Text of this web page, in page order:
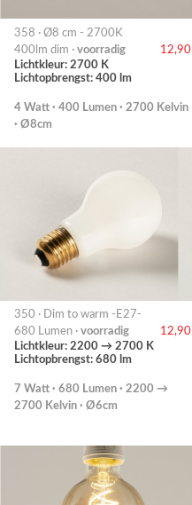
358 · Ø8 cm - 2700K
400lm dim · voorradig
12,90
Lichtkleur: 2700 K
Lichtopbrengst: 400 lm
4 Watt · 400 Lumen · 2700 Kelvin
· Ø8cm
350 · Dim to warm -E27-
680 Lumen · voorradig
12,90
Lichtkleur: 2200 → 2700 K
Lichtopbrengst: 680 lm
7 Watt · 680 Lumen · 2200 →
2700 Kelvin · Ø6cm